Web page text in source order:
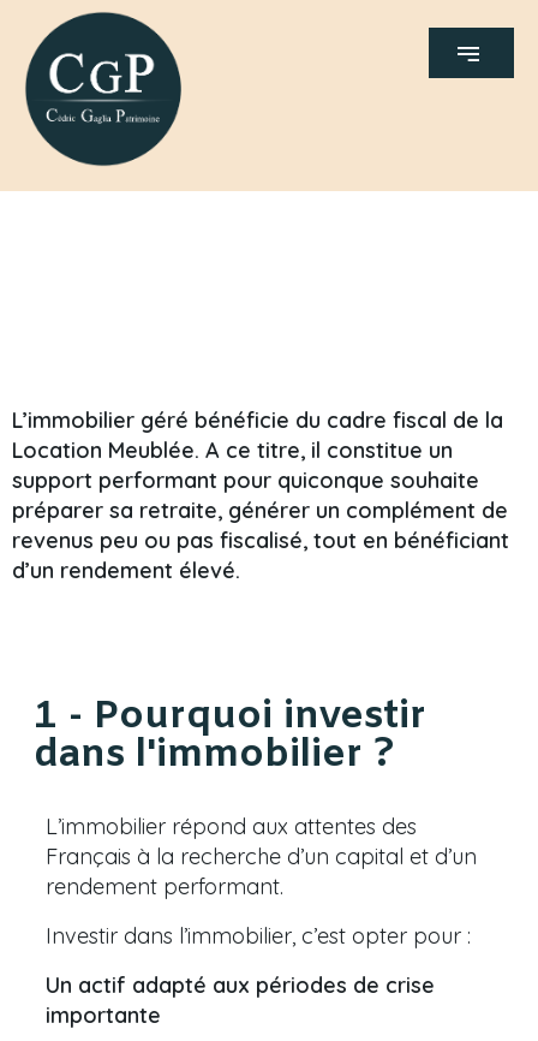
L’immobilier géré bénéficie du cadre fiscal de la
Location Meublée. A ce titre, il constitue un
support performant pour quiconque souhaite
préparer sa retraite, générer un complément de
revenus peu ou pas fiscalisé, tout en bénéficiant
d’un rendement élevé.
1 - Pourquoi investir
dans l'immobilier ?
L’immobilier répond aux attentes des
Français à la recherche d’un capital et d’un
rendement performant.
Investir dans l’immobilier, c’est opter pour :
Un actif adapté aux périodes de crise
importante